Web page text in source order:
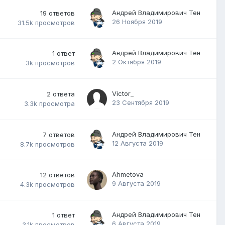
19 ответов
31.5k просмотров
Андрей Владимирович Тен
26 Ноября 2019
1 ответ
3k просмотров
Андрей Владимирович Тен
2 Октября 2019
2 ответа
3.3k просмотра
Victor_
23 Сентября 2019
7 ответов
8.7k просмотров
Андрей Владимирович Тен
12 Августа 2019
12 ответов
4.3k просмотров
Ahmetova
9 Августа 2019
1 ответ
Андрей Владимирович Тен
6 Августа 2019